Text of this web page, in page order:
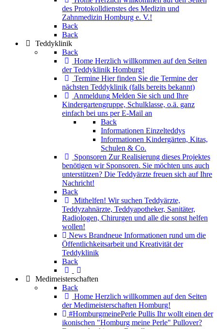
des Protokolldienstes des Medizin und
Zahnmedizin Homburg e. V.!
Back
Back
Teddyklinik
Back
Home Herzlich willkommen auf den Seiten
der Teddyklinik Homburg!
Termine Hier finden Sie die Termine der
nächsten Teddyklinik (falls bereits bekannt)
Anmeldung Melden Sie sich und Ihre
Kindergartengruppe, Schulklasse, o.ä. ganz
einfach bei uns per E-Mail an
Back
Informationen Einzelteddys
Informationen Kindergärten, Kitas,
Schulen & Co.
Sponsoren Zur Realisierung dieses Projektes
benötigen wir Sponsoren. Sie möchten uns auch
unterstützen? Die Teddyärzte freuen sich auf Ihre
Nachricht!
Back
Mithelfen! Wir suchen Teddyärzte,
Teddyzahnärzte, Teddyapotheker, Sanitäter,
Radiologen, Chirurgen und alle die sonst helfen
wollen!
News Brandneue Informationen rund um die
Öffentlichkeitsarbeit und Kreativität der
Teddyklinik
Back
Medimeisterschaften
Back
Home Herzlich willkommen auf den Seiten
der Medimeisterschaften Homburg!
#HomburgmeinePerle Pullis Ihr wollt einen der
ikonischen "Homburg meine Perle" Pullover?